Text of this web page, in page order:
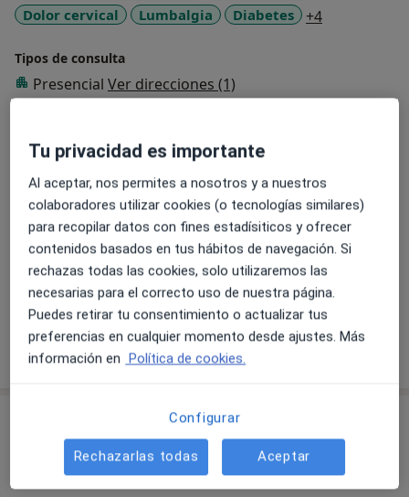
Dolor cervical
Lumbalgia Diabetes +4
Tipos de consulta
Presencial Ver direcciones (1)
Ver galería (4)
Mostrar más detallessobre la experiencia
Primera visita Medicina Familiar y Comunitaria
Servicio gratuito Detalles
Tu privacidad es importante
Al aceptar, nos permites a nosotros y a nuestros
colaboradores utilizar cookies (o tecnologías similares)
para recopilar datos con fines estadísiticos y ofrecer
contenidos basados en tus hábitos de navegación. Si
rechazas todas las cookies, solo utilizaremos las
necesarias para el correcto uso de nuestra página.
Puedes retirar tu consentimiento o actualizar tus
preferencias en cualquier momento desde ajustes. Más
información en Política de cookies.
Configurar
Rechazarlas todas Aceptar